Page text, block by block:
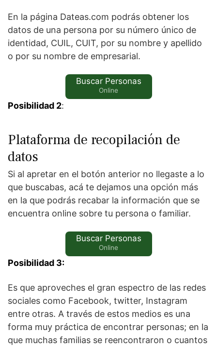
En la página Dateas.com podrás obtener los
datos de una persona por su número único de
identidad, CUIL, CUIT, por su nombre y apellido
o por su nombre de empresarial.
Buscar Personas
Online
Posibilidad 2:
Plataforma de recopilación de
datos
Si al apretar en el botón anterior no llegaste a lo
que buscabas, acá te dejamos una opción más
en la que podrás recabar la información que se
encuentra online sobre tu persona o familiar.
Buscar Personas
Online
Posibilidad 3:
Es que aproveches el gran espectro de las redes
sociales como Facebook, twitter, Instagram
entre otras. A través de estos medios es una
forma muy práctica de encontrar personas; en la
que muchas familias se reencontraron o cuantos